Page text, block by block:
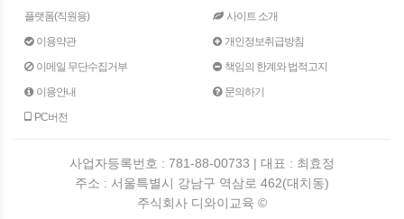
플랫폼(직원용)
사이트 소개
이용약관
개인정보취급방침
이메일 무단수집거부
책임의 한계와 법적고지
이용안내
문의하기
PC버전
사업자등록번호 : 781-88-00733 | 대표 : 최효정
주소 : 서울특별시 강남구 역삼로 462(대치동)
주식회사 디와이교육 ©